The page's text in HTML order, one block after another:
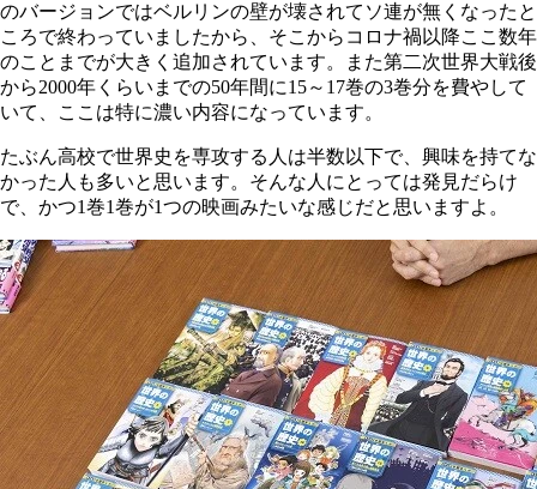
のバージョンではベルリンの壁が壊されてソ連が無くなったと
ころで終わっていましたから、そこからコロナ禍以降ここ数年
のことまでが大きく追加されています。また第二次世界大戦後
から2000年くらいまでの50年間に15～17巻の3巻分を費やして
いて、ここは特に濃い内容になっています。
たぶん高校で世界史を専攻する人は半数以下で、興味を持てな
かった人も多いと思います。そんな人にとっては発見だらけ
で、かつ1巻1巻が1つの映画みたいな感じだと思いますよ。